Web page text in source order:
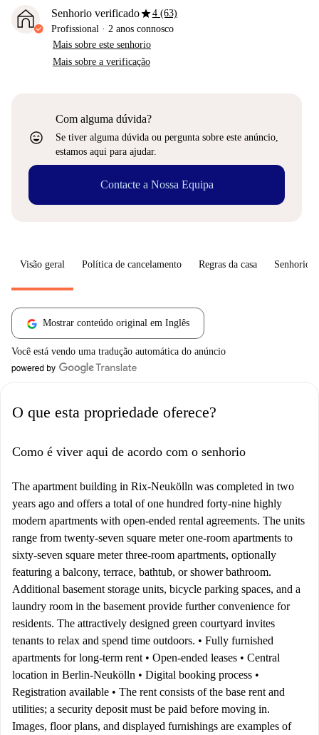
Senhorio verificadostar4 (63)
Profissional · 2 anos connosco
Mais sobre este senhorio
Mais sobre a verificação
sentiment_very_satisfied
Com alguma dúvida?
Se tiver alguma dúvida ou pergunta sobre este anúncio,
estamos aqui para ajudar.
Contacte a Nossa Equipa
Visão geral Política de cancelamento Regras da casa Senhorio
Mostrar conteúdo original em Inglês
Você está vendo uma tradução automática do anúncio
O que esta propriedade oferece?
Como é viver aqui de acordo com o senhorio
The apartment building in Rix-Neukölln was completed in two
years ago and offers a total of one hundred forty-nine highly
modern apartments with open-ended rental agreements. The units
range from twenty-seven square meter one-room apartments to
sixty-seven square meter three-room apartments, optionally
featuring a balcony, terrace, bathtub, or shower bathroom.
Additional basement storage units, bicycle parking spaces, and a
laundry room in the basement provide further convenience for
residents. The attractively designed green courtyard invites
tenants to relax and spend time outdoors. • Fully furnished
apartments for long-term rent • Open-ended leases • Central
location in Berlin-Neukölln • Digital booking process •
Registration available • The rent consists of the base rent and
utilities; a security deposit must be paid before moving in.
Images, floor plans, and displayed furnishings are examples of